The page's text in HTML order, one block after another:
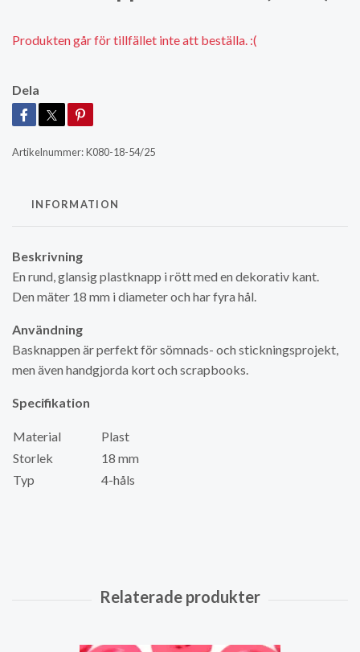
Produkten går för tillfället inte att beställa. :(
Dela
Artikelnummer:K080-18-54/25
INFORMATION
Beskrivning
En rund, glansig plastknapp i rött med en dekorativ kant.
Den mäter 18 mm i diameter och har fyra hål.
Användning
Basknappen är perfekt för sömnads- och stickningsprojekt,
men även handgjorda kort och scrapbooks.
Specifikation
Material
Plast
Storlek
18 mm
Typ
4-håls